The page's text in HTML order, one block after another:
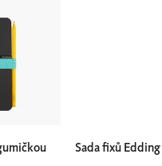
Sada fixů